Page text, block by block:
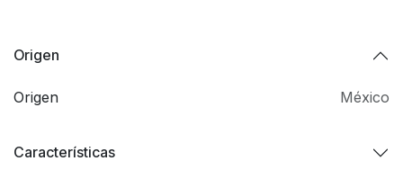
Origen
Origen México
Características